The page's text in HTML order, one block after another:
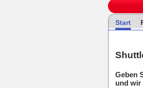
Start
Geben
und wir